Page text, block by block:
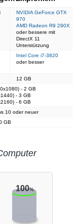
NVIDIA GeForce GTX
970
AMD Radeon R9 290X
oder bessere mit
DirectX 11
Unterstützung
Intel Core i7-3820
oder besser
12 GB
- 2 GB
- 3 GB
- 6 GB
10 oder neuer
GB
100%